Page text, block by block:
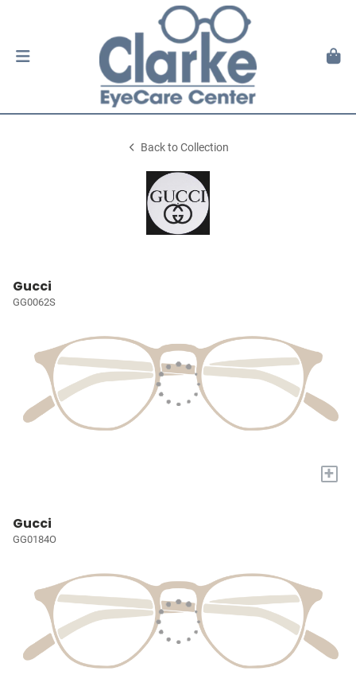
Back to Collection
Gucci
GG0062S
+
Gucci
GG0184O